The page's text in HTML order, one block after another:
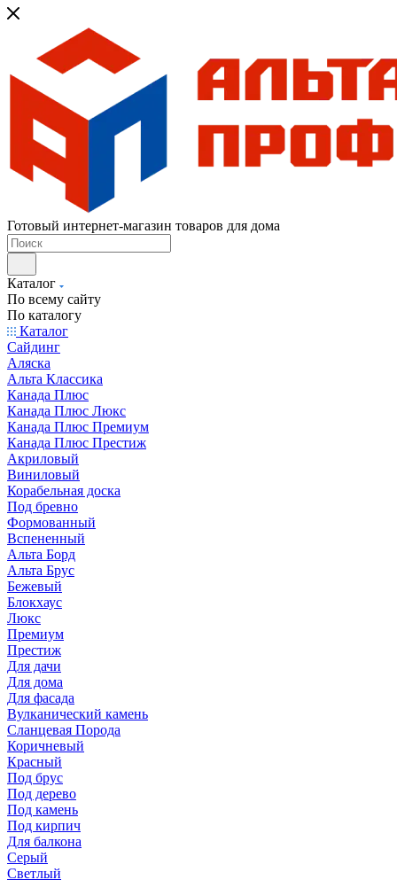
Готовый интернет-магазин товаров для дома
Каталог
По всему сайту
По каталогу
Каталог
Сайдинг
Аляска
Альта Классика
Канада Плюс
Канада Плюс Люкс
Канада Плюс Премиум
Канада Плюс Престиж
Акриловый
Виниловый
Корабельная доска
Под бревно
Формованный
Вспененный
Альта Борд
Альта Брус
Бежевый
Блокхаус
Люкс
Премиум
Престиж
Для дачи
Для дома
Для фасада
Вулканический камень
Сланцевая Порода
Коричневый
Красный
Под брус
Под дерево
Под камень
Под кирпич
Для балкона
Серый
Светлый